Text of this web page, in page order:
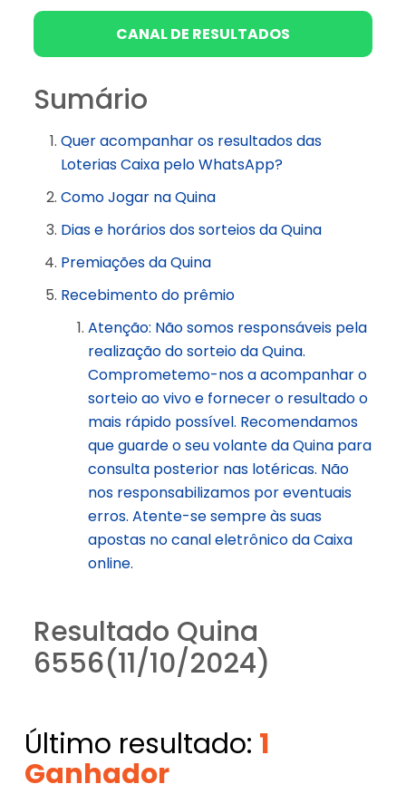
CANAL DE RESULTADOS
Sumário
Quer acompanhar os resultados das
Loterias Caixa pelo WhatsApp?
Como Jogar na Quina
Dias e horários dos sorteios da Quina
Premiações da Quina
Recebimento do prêmio
Atenção: Não somos responsáveis pela
realização do sorteio da Quina.
Comprometemo-nos a acompanhar o
sorteio ao vivo e fornecer o resultado o
mais rápido possível. Recomendamos
que guarde o seu volante da Quina para
consulta posterior nas lotéricas. Não
nos responsabilizamos por eventuais
erros. Atente-se sempre às suas
apostas no canal eletrônico da Caixa
online.
Resultado Quina
6556(11/10/2024)
Último resultado: 1
Ganhador